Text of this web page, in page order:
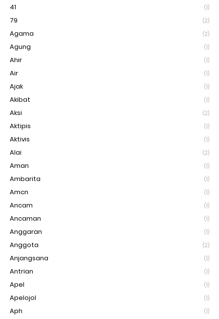
41 (1)
79 (2)
Agama (2)
Agung (1)
Ahir (1)
Air (1)
Ajak (1)
Akibat (1)
Aksi (2)
Aktipis (1)
Aktivis (1)
Alai (2)
Aman (1)
Ambarita (1)
Amcn (1)
Ancam (1)
Ancaman (1)
Anggaran (1)
Anggota (2)
Anjangsana (1)
Antrian (1)
Apel (1)
Apelojol (1)
Aph (1)